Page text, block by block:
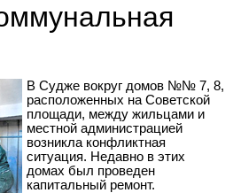
В Судже вокруг домов №№ 7, 8,
расположенных на Советской
площади, между жильцами и
местной администрацией
возникла конфликтная
ситуация. Недавно в этих
домах был проведен
капитальный ремонт.